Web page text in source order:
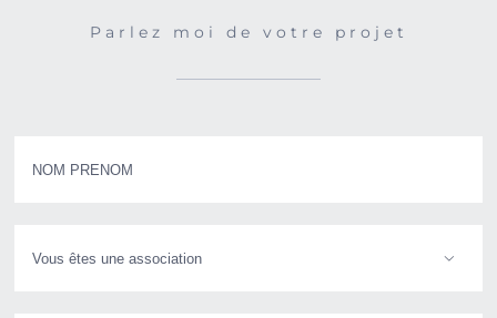
Parlez moi de votre projet
